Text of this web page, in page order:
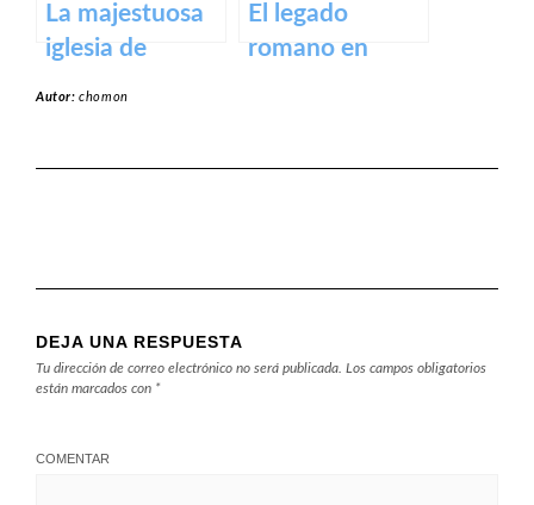
La majestuosa
iglesia de
El legado
romano en
Autor:chomon
DEJA UNA RESPUESTA
Tu dirección de correo electrónico no será publicada. Los campos obligatorios
están marcados con *
COMENTAR